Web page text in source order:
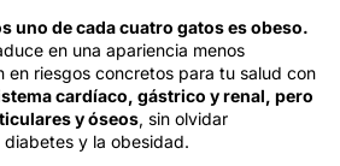
uno de cada cuatro gatos es obeso.
en una apariencia menos
en riesgos concretos para tu salud con
cardíaco, gástrico y renal, pero
y óseos, sin olvidar
y la obesidad.